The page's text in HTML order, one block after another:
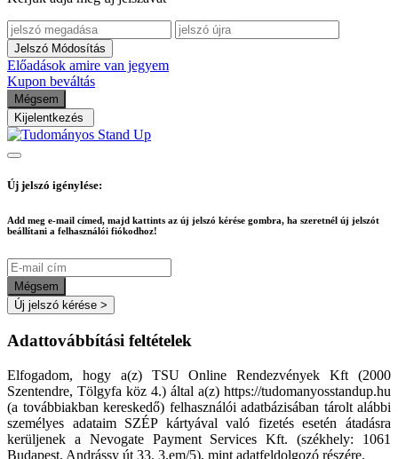
Jelszó Módosítás
Előadások amire van jegyem
Kupon beváltás
Mégsem
Kijelentkezés
Új jelszó igénylése:
Add meg e-mail címed, majd kattints az új jelszó kérése gombra, ha szeretnél új jelszót
beállítani a felhasználói fiókodhoz!
Mégsem
Új jelszó kérése >
Adattovábbítási feltételek
Elfogadom, hogy a(z) TSU Online Rendezvények Kft (2000
Szentendre, Tölgyfa köz 4.) által a(z) https://tudomanyosstandup.hu
(a továbbiakban kereskedő) felhasználói adatbázisában tárolt alábbi
személyes adataim SZÉP kártyával való fizetés esetén átadásra
kerüljenek a Nevogate Payment Services Kft. (székhely: 1061
Budapest, Andrássy út 33. 3.em/5), mint adatfeldolgozó részére.